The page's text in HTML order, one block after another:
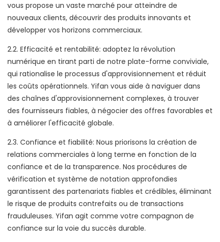
vous propose un vaste marché pour atteindre de
nouveaux clients, découvrir des produits innovants et
développer vos horizons commerciaux.
2.2. Efficacité et rentabilité: adoptez la révolution
numérique en tirant parti de notre plate-forme conviviale,
qui rationalise le processus d'approvisionnement et réduit
les coûts opérationnels. Yifan vous aide à naviguer dans
des chaînes d'approvisionnement complexes, à trouver
des fournisseurs fiables, à négocier des offres favorables et
à améliorer l'efficacité globale.
2.3. Confiance et fiabilité: Nous priorisons la création de
relations commerciales à long terme en fonction de la
confiance et de la transparence. Nos procédures de
vérification et système de notation approfondies
garantissent des partenariats fiables et crédibles, éliminant
le risque de produits contrefaits ou de transactions
frauduleuses. Yifan agit comme votre compagnon de
confiance sur la voie du succès durable.